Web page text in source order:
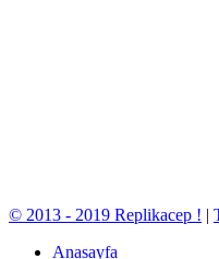
© 2013 - 2019 Replikacep ! |
Anasayfa